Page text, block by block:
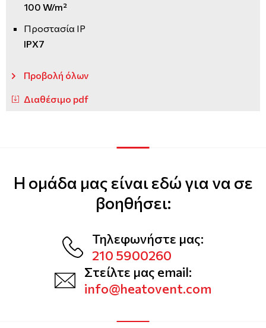
100 W/m²
Προστασία IP
IPX7
Προβολή όλων
Διαθέσιμο pdf
Η ομάδα μας είναι εδώ για να σε
βοηθήσει:
Τηλεφωνήστε μας:
210 5900260
Στείλτε μας email:
info@heatovent.com